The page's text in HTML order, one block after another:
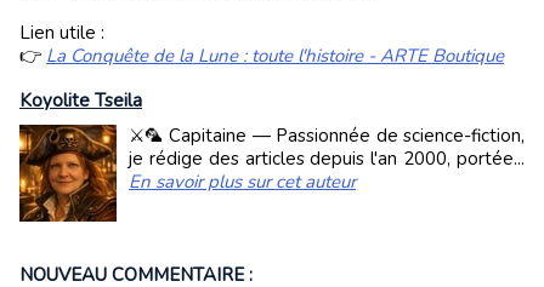
Lien utile :
👉 La Conquête de la Lune : toute l'histoire - ARTE Boutique
Koyolite Tseila
⚔️🦜 Capitaine — Passionnée de science-fiction,
je rédige des articles depuis l'an 2000, portée...
En savoir plus sur cet auteur
NOUVEAU COMMENTAIRE :